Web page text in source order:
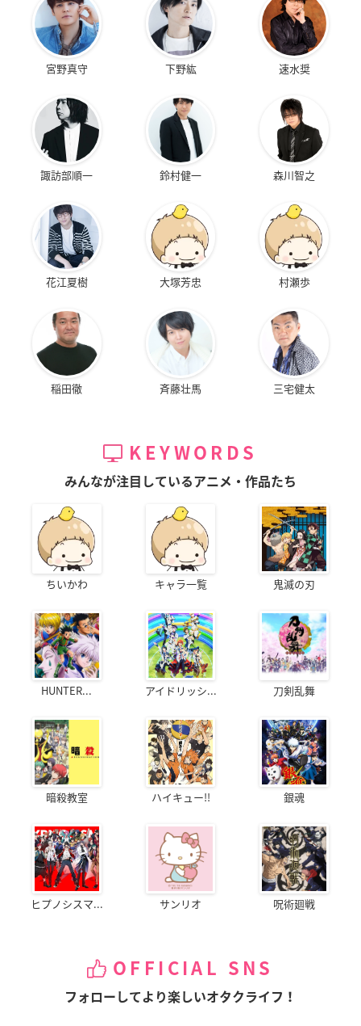
宮野真守 下野紘 速水奨
諏訪部順一 鈴村健一 森川智之
花江夏樹 大塚芳忠 村瀬歩
稲田徹 斉藤壮馬 三宅健太
KEYWORDS
みんなが注目しているアニメ・作品たち
ちいかわ キャラ一覧 鬼滅の刃
HUNTER... アイドリッシ... 刀剣乱舞
暗殺教室 ハイキュー!! 銀魂
ヒプノシスマ... サンリオ 呪術廻戦
OFFICIAL SNS
フォローしてより楽しいオタクライフ！